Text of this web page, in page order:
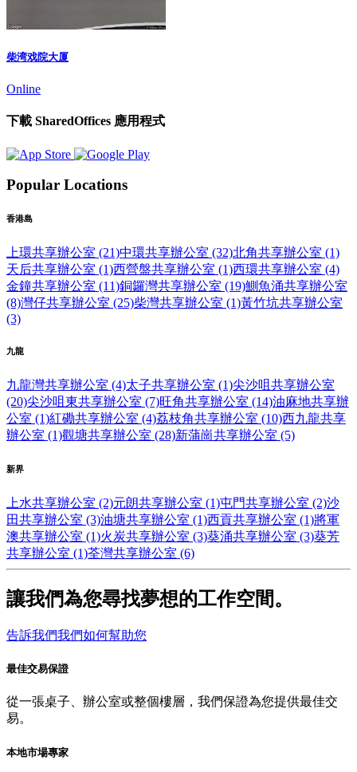
柴湾戏院大厦
Online
下載 SharedOffices 應用程式
Popular Locations
香港島
上環共享辦公室 (21)中環共享辦公室 (32)北角共享辦公室 (1)
天后共享辦公室 (1)西營盤共享辦公室 (1)西環共享辦公室 (4)
金鐘共享辦公室 (11)銅鑼灣共享辦公室 (19)鰂魚涌共享辦公室
(8)灣仔共享辦公室 (25)柴灣共享辦公室 (1)黃竹坑共享辦公室
(3)
九龍
九龍灣共享辦公室 (4)太子共享辦公室 (1)尖沙咀共享辦公室
(20)尖沙咀東共享辦公室 (7)旺角共享辦公室 (14)油麻地共享辦
公室 (1)紅磡共享辦公室 (4)荔枝角共享辦公室 (10)西九龍共享
辦公室 (1)觀塘共享辦公室 (28)新蒲崗共享辦公室 (5)
新界
上水共享辦公室 (2)元朗共享辦公室 (1)屯門共享辦公室 (2)沙
田共享辦公室 (3)油塘共享辦公室 (1)西貢共享辦公室 (1)將軍
澳共享辦公室 (1)火炭共享辦公室 (3)葵涌共享辦公室 (3)葵芳
共享辦公室 (1)荃灣共享辦公室 (6)
讓我們為您尋找夢想的工作空間。
告訴我們我們如何幫助您
最佳交易保證
從一張桌子、辦公室或整個樓層，我們保證為您提供最佳交
易。
本地市場專家